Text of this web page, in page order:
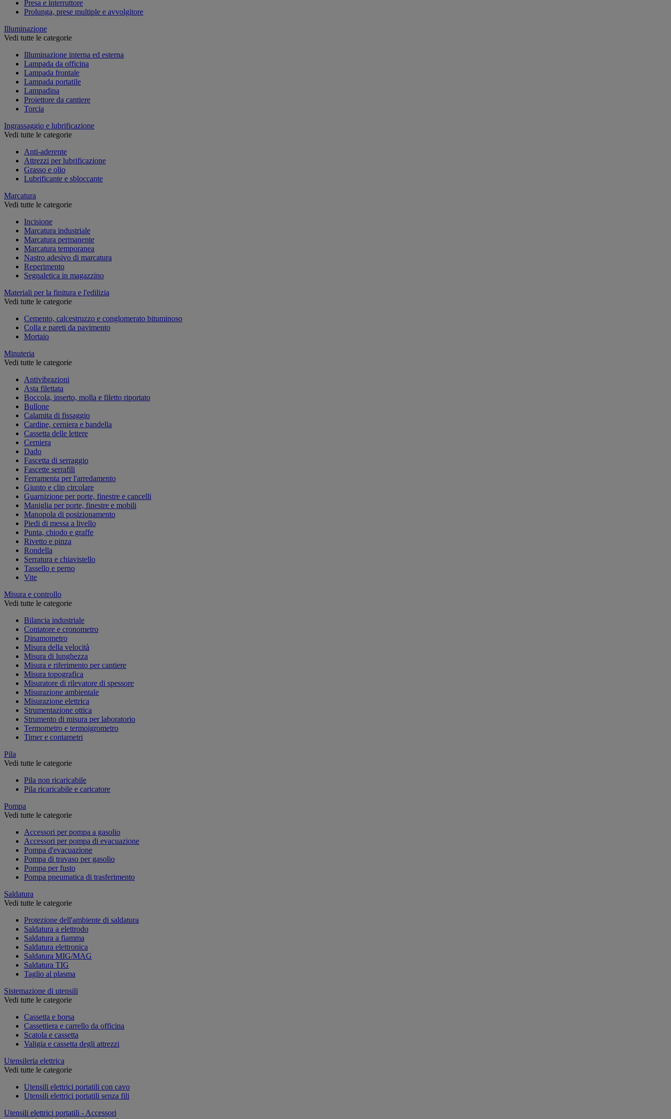
Presa e interruttore
Prolunga, prese multiple e avvolgitore
Illuminazione
Vedi tutte le categorie
Illuminazione interna ed esterna
Lampada da officina
Lampada frontale
Lampada portatile
Lampadina
Proiettore da cantiere
Torcia
Ingrassaggio e lubrificazione
Vedi tutte le categorie
Anti-aderente
Attrezzi per lubrificazione
Grasso e olio
Lubrificante e sbloccante
Marcatura
Vedi tutte le categorie
Incisione
Marcatura industriale
Marcatura permanente
Marcatura temporanea
Nastro adesivo di marcatura
Reperimento
Segnaletica in magazzino
Materiali per la finitura e l'edilizia
Vedi tutte le categorie
Cemento, calcestruzzo e conglomerato bituminoso
Colla e pareti da pavimento
Mortaio
Minuteria
Vedi tutte le categorie
Antivibrazioni
Asta filettata
Boccola, inserto, molla e filetto riportato
Bullone
Calamita di fissaggio
Cardine, cerniera e bandella
Cassetta delle lettere
Cerniera
Dado
Fascetta di serraggio
Fascette serrafili
Ferramenta per l'arredamento
Giunto e clip circolare
Guarnizione per porte, finestre e cancelli
Maniglia per porte, finestre e mobili
Manopola di posizionamento
Piedi di messa a livello
Punta, chiodo e graffe
Rivetto e pinza
Rondella
Serratura e chiavistello
Tassello e perno
Vite
Misura e controllo
Vedi tutte le categorie
Bilancia industriale
Contatore e cronometro
Dinamometro
Misura della velocità
Misura di lunghezza
Misura e riferimento per cantiere
Misura topografica
Misuratore di rilevatore di spessore
Misurazione ambientale
Misurazione elettrica
Strumentazione ottica
Strumento di misura per laboratorio
Termometro e termoigrometro
Timer e contametri
Pila
Vedi tutte le categorie
Pila non ricaricabile
Pila ricaricabile e caricatore
Pompa
Vedi tutte le categorie
Accessori per pompa a gasolio
Accessori per pompa di evacuazione
Pompa d'evacuazione
Pompa di travaso per gasolio
Pompa per fusto
Pompa pneumatica di trasferimento
Saldatura
Vedi tutte le categorie
Protezione dell'ambiente di saldatura
Saldatura a elettrodo
Saldatura a fiamma
Saldatura elettronica
Saldatura MIG/MAG
Saldatura TIG
Taglio al plasma
Sistemazione di utensili
Vedi tutte le categorie
Cassetta e borsa
Cassettiera e carrello da officina
Scatola e cassetta
Valigia e cassetta degli attrezzi
Utensileria elettrica
Vedi tutte le categorie
Utensili elettrici portatili con cavo
Utensili elettrici portatili senza fili
Utensili elettrici portatili - Accessori